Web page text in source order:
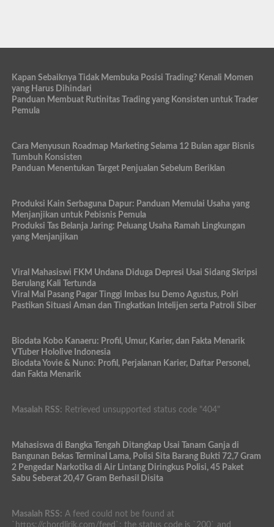
Kapan Sebaiknya Tidak Membuka Posisi Trading? Kenali Momen
yang Harus Dihindari
Panduan Membuat Rutinitas Trading yang Konsisten untuk Trader
Pemula
Cara Menyusun Roadmap Marketing Selama 12 Bulan agar Bisnis
Tumbuh Konsisten
Panduan Menentukan Target Penjualan Sebelum Beriklan
Produksi Kain Serbaguna Dapur: Panduan Memulai Usaha yang
Menjanjikan untuk Pebisnis Pemula
Produksi Tas Belanja Jaring: Peluang Usaha Ramah Lingkungan
yang Menjanjikan
Viral Mahasiswi FKM Undana Diduga Depresi Usai Sidang Skripsi
Berulang Kali Tertunda
Viral Mal Pasang Pagar Tinggi Imbas Isu Demo Agustus, Polri
Pastikan Situasi Aman dan Tingkatkan Intelijen serta Patroli Siber
Biodata Kobo Kanaeru: Profil, Umur, Karier, dan Fakta Menarik
VTuber Hololive Indonesia
Biodata Yovie & Nuno: Profil, Perjalanan Karier, Daftar Personel,
dan Fakta Menarik
Masalah RSS: Retrieved unsupported status code "404"
Mahasiswa di Bangka Tengah Ditangkap Usai Tanam Ganja di
Bangunan Bekas Terminal Lama, Polisi Sita Barang Bukti 72,7 Gram
2 Pengedar Narkotika di Air Lintang Diringkus Polisi, 45 Paket
Sabu Seberat 20,47 Gram Berhasil Disita
Masalah RSS: A feed could not be found at
`https://chordlirik.com/feed`; the status code is `200` and